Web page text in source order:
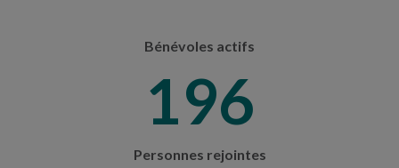
Bénévoles actifs
208
Personnes rejointes